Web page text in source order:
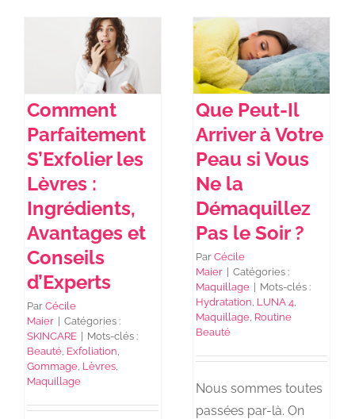
Comment
Parfaitement
S’Exfolier les
Lèvres :
Ingrédients,
Avantages et
Conseils
d’Experts
ParCécile
Maier
Catégories :
SKINCARE
Mots-clés :
Beauté Exfoliation
Gommage Lèvres
Maquillage
Que Peut-Il
Arriver à Votre
Peau si Vous
Ne la
Démaquillez
Pas le Soir ?
ParCécile
Maier
Catégories :
Maquillage
Mots-clés :
Hydratation LUNA 4
Maquillage Routine
Beauté
Nous sommes toutes
passées par-là. On